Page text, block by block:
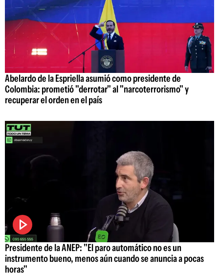
Abelardo de la Espriella asumió como presidente de
Colombia: prometió "derrotar" al "narcoterrorismo" y
recuperar el orden en el país
Presidente de la ANEP: "El paro automático no es un
instrumento bueno, menos aún cuando se anuncia a pocas
horas"